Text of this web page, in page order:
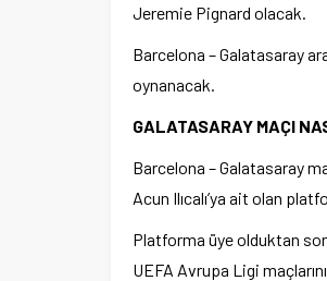
Jeremie Pignard olacak.
Barcelona – Galatasaray
oynanacak.
GALATASARAY MAÇI
Barcelona – Galatasaray
Acun Ilıcalı’ya ait olan
Platforma üye olduktan
UEFA Avrupa Ligi